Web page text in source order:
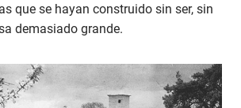
que se hayan construido sin ser, sin
demasiado grande.